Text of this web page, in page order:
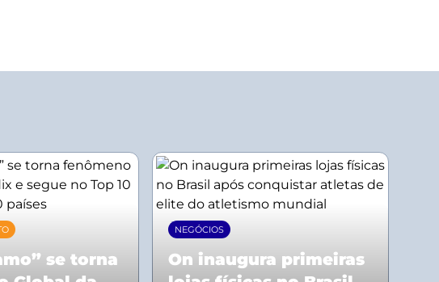
se torna
NEGÓCIOS
On inaugura primeiras